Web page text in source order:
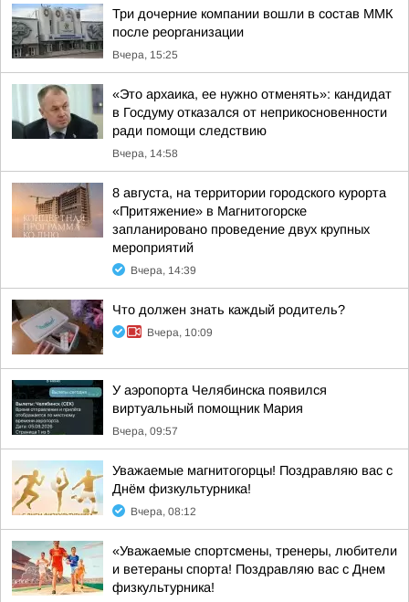
Три дочерние компании вошли в состав ММК
после реорганизации
Вчера, 15:25
«Это архаика, ее нужно отменять»: кандидат
в Госдуму отказался от неприкосновенности
ради помощи следствию
Вчера, 14:58
8 августа, на территории городского курорта
«Притяжение» в Магнитогорске
запланировано проведение двух крупных
мероприятий
Вчера, 14:39
Что должен знать каждый родитель?
Вчера, 10:09
У аэропорта Челябинска появился
виртуальный помощник Мария
Вчера, 09:57
Уважаемые магнитогорцы! Поздравляю вас с
Днём физкультурника!
Вчера, 08:12
«Уважаемые спортсмены, тренеры, любители
и ветераны спорта! Поздравляю вас с Днем
физкультурника!